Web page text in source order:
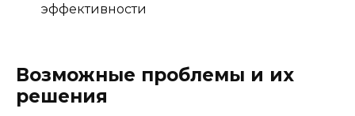
эффективности
Возможные проблемы и их
решения